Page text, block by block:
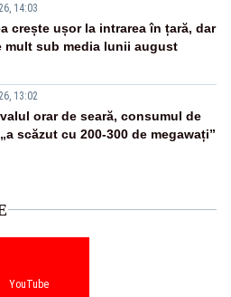
14:03
crește ușor la intrarea în țară, dar
mult sub media lunii august
13:02
orar de seară, consumul de
scăzut cu 200-300 de megawați”
YouTube